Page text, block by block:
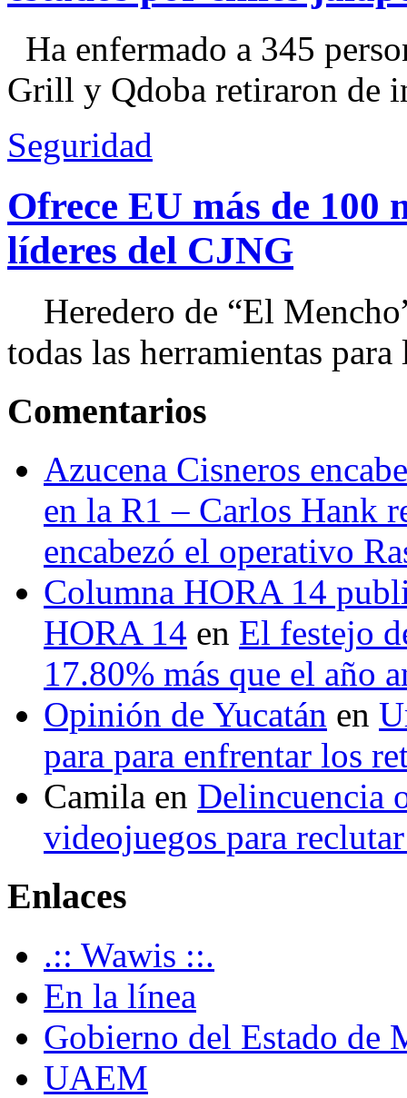
Ha enfermado a 345
Grill y Qdoba retiraron de
Seguridad
Ofrece EU más de 100
líderes del CJNG
Heredero de “El
todas las herramientas
Comentarios
Azucena Cisneros
en la R1 – Carlos Hank
encabezó el operativo
Columna HORA 14
HORA 14 en El festejo
17.80% más que el año
Opinión de Yucatán en
para para enfrentar los
Camila en Delincuencia
videojuegos para
Enlaces
.:: Wawis ::.
En la línea
Gobierno del Estado de
UAEM